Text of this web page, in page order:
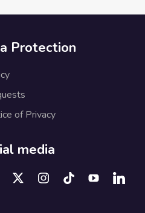
Protection
of Privacy
media